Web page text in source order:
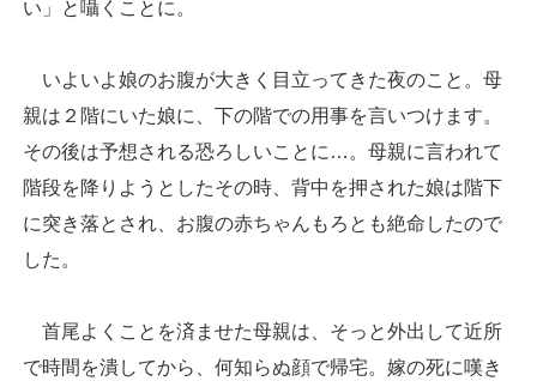
い」と囁くことに。
いよいよ娘のお腹が大きく目立ってきた夜のこと。母
親は２階にいた娘に、下の階での用事を言いつけます。
その後は予想される恐ろしいことに…。母親に言われて
階段を降りようとしたその時、背中を押された娘は階下
に突き落とされ、お腹の赤ちゃんもろとも絶命したので
した。
首尾よくことを済ませた母親は、そっと外出して近所
で時間を潰してから、何知らぬ顔で帰宅。嫁の死に嘆き